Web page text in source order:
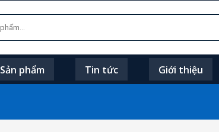
Sản phẩm Tin tức Giới thiệu